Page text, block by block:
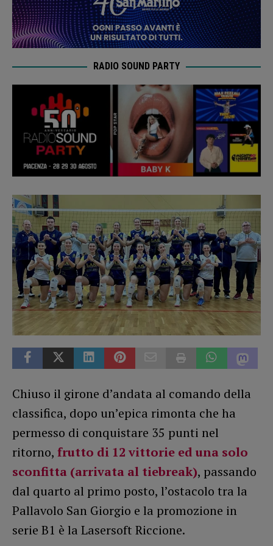
RADIO SOUND PARTY
Chiuso il girone d’andata al comando della
classifica, dopo un’epica rimonta che ha
permesso di conquistare 35 punti nel
ritorno, frutto di 12 vittorie ed una solo
sconfitta (arrivata al tiebreak), passando
dal quarto al primo posto, l’ostacolo tra la
Pallavolo San Giorgio e la promozione in
serie B1 è la Lasersoft Riccione.